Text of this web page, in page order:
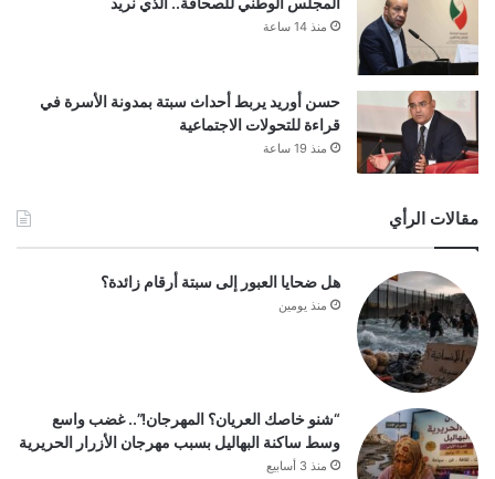
منذ 14 ساعة
حسن أوريد يربط أحداث سبتة بمدونة الأسرة في
قراءة للتحولات الاجتماعية
منذ 19 ساعة
مقالات الرأي
هل ضحايا العبور إلى سبتة أرقام زائدة؟
منذ يومين
“شنو خاصك العريان؟ المهرجان!”.. غضب واسع
وسط ساكنة البهاليل بسبب مهرجان الأزرار الحريرية
منذ 3 أسابيع